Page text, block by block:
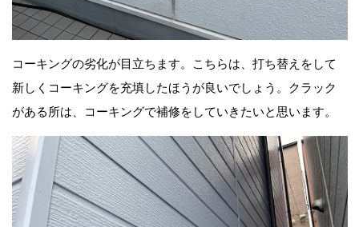
コーキングの劣化が目立ちます。こちらは、打ち替えをして
新しくコーキングを充填したほうが良いでしょう。クラック
がある所は、コーキングで補修をしていきたいと思います。